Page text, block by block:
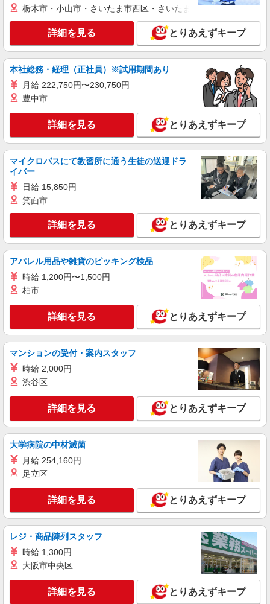
パーソルテンプスタッフ株式会社 甲府オフィス/26-0588152
日祝休み★カンタン事務
時給1400円
山梨県甲府市／最寄駅：甲府駅 ≪車通勤可
≫ 駐車場はご自身で確保をお願いします
詳細を見る
パーソルテンプスタッフ株式会社 甲府オフィス/26-0614685
時短相談OK★仕事もプライベート両立しやす
い♪部内事務アシ/甲府駅
山梨県甲府市／最寄駅：甲府駅 ≪車通勤可
キープ 詳細を見る
パーソルテンプスタッフ株式会社 甲府オフィス/26-0569721
9月開始★ゆっくり9時45分出社★受付事務☆
時給1400円
山梨県甲府市／最寄駅：甲府駅 ≪車通勤可
≫ 駐車場は自己確保です
詳細を見る
派遣社員
パーソルテンプスタッフ株式会社 甲府オフィス/26-0370950
丁寧レクチャーあり◎ON/OFFメリハリ就業★
残業少なめ住宅設備の発注＆事務
時給1350円 ●月収例：22.6万円（月21日×8hの
場合）+残業代+交通費
山梨県甲府市／最寄駅：石和温泉駅、酒折駅
≪車通勤可≫ 敷地内に無料駐車場あります
キープ 詳細を見る
派遣社員
パーソルテンプスタッフ株式会社 甲府オフィス/26-0518882
憧れの大手企業で♪年間休日125日★ON/OFF
時給1350円以上 ●月収例：22.6万円（月21日
×8hの場合）+残業代+交通費
栃木市・小山市・さいたま市西区・さいたま市岩槻区・久喜市・
詳細を見る とりあえずキープ
本社総務・経理（正社員）※試用期間あり
月給 222,750円〜230,750円
豊中市
詳細を見る とりあえずキープ
マイクロバスにて教習所に通う生徒の送迎ドラ
イバー
日給 15,850円
箕面市
詳細を見る とりあえずキープ
アパレル用品や雑貨のピッキング検品
時給 1,200円〜1,500円
柏市
詳細を見る とりあえずキープ
マンションの受付・案内スタッフ
時給 2,000円
渋谷区
詳細を見る とりあえずキープ
大学病院の中材滅菌
月給 254,160円
足立区
詳細を見る とりあえずキープ
レジ・商品陳列スタッフ
時給 1,300円
大阪市中央区
詳細を見る とりあえずキープ